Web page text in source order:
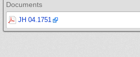
Documents
JH 04.1751